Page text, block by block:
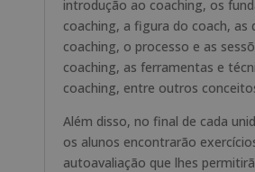
introdução ao coaching, os
coaching, a figura do coach, as
coaching, o processo e as
coaching, as ferramentas e
coaching, entre outros
Além disso, no final de cada
os alunos encontrarão
autoavaliação que lhes